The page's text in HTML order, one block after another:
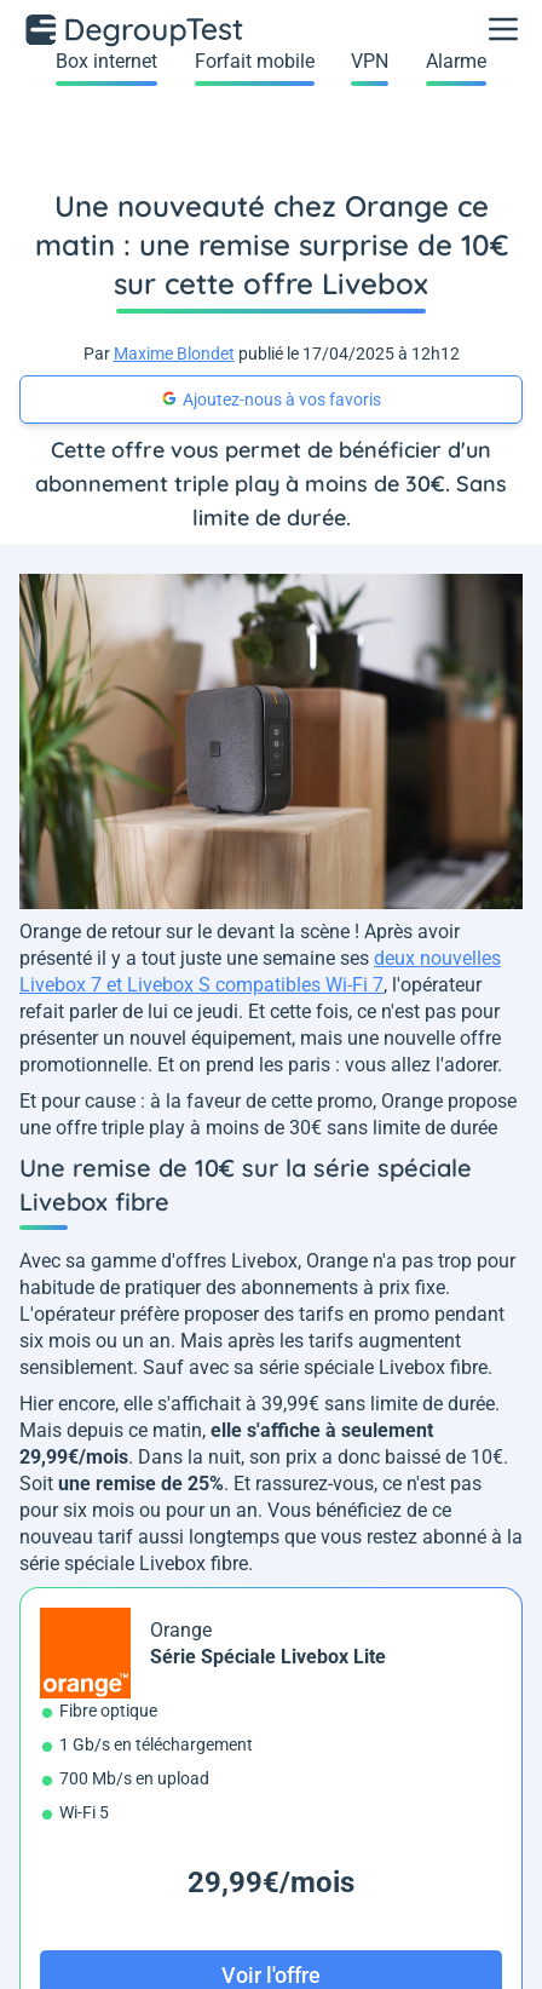
Box internet Forfait mobile VPN Alarme
Une nouveauté chez Orange ce
matin : une remise surprise de 10€
sur cette offre Livebox
Par Maxime Blondet publié le 17/04/2025 à 12h12
Ajoutez-nous à vos favoris
Cette offre vous permet de bénéficier d'un
abonnement triple play à moins de 30€. Sans
limite de durée.
Orange de retour sur le devant la scène ! Après avoir
présenté il y a tout juste une semaine ses deux nouvelles
Livebox 7 et Livebox S compatibles Wi-Fi 7, l'opérateur
refait parler de lui ce jeudi. Et cette fois, ce n'est pas pour
présenter un nouvel équipement, mais une nouvelle offre
promotionnelle. Et on prend les paris : vous allez l'adorer.
Et pour cause : à la faveur de cette promo, Orange propose
une offre triple play à moins de 30€ sans limite de durée
Une remise de 10€ sur la série spéciale
Livebox fibre
Avec sa gamme d'offres Livebox, Orange n'a pas trop pour
habitude de pratiquer des abonnements à prix fixe.
L'opérateur préfère proposer des tarifs en promo pendant
six mois ou un an. Mais après les tarifs augmentent
sensiblement. Sauf avec sa série spéciale Livebox fibre.
Hier encore, elle s'affichait à 39,99€ sans limite de durée.
Mais depuis ce matin, elle s'affiche à seulement
29,99€/mois. Dans la nuit, son prix a donc baissé de 10€.
Soit une remise de 25%. Et rassurez-vous, ce n'est pas
pour six mois ou pour un an. Vous bénéficiez de ce
nouveau tarif aussi longtemps que vous restez abonné à la
série spéciale Livebox fibre.
Orange
Série Spéciale Livebox Lite
Fibre optique
1 Gb/s en téléchargement
700 Mb/s en upload
Wi-Fi 5
29,99€/mois
Voir l'offre